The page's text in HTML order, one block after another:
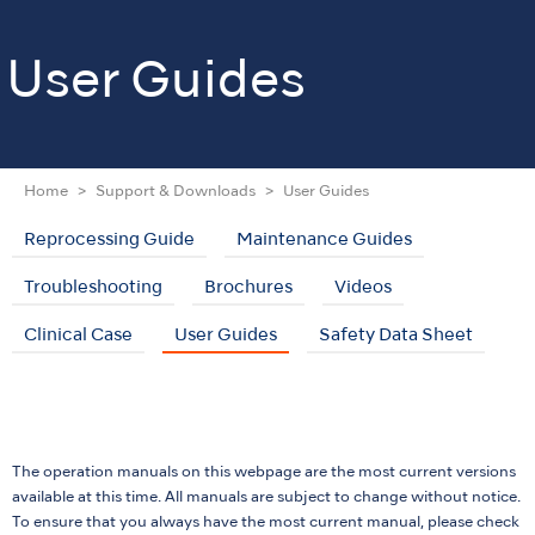
User Guides
Home Support & Downloads User Guides
Reprocessing Guide Maintenance Guides
Troubleshooting Brochures Videos
Clinical Case User Guides Safety Data Sheet
The operation manuals on this webpage are the most current versions
available at this time. All manuals are subject to change without notice.
To ensure that you always have the most current manual, please check